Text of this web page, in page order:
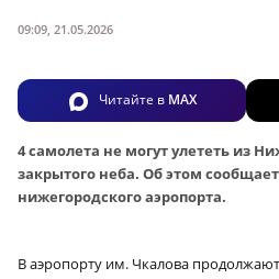
09:09, 21.05.2026
Читайте в MAX
4 самолета не могут улететь из
закрытого неба. Об этом
нижегородского аэропорта.
В аэропорту им. Чкалова